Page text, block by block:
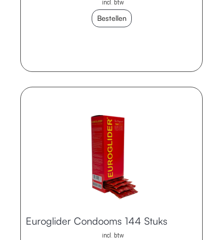
incl. btw
Bestellen
Euroglider Condooms 144 Stuks
incl. btw